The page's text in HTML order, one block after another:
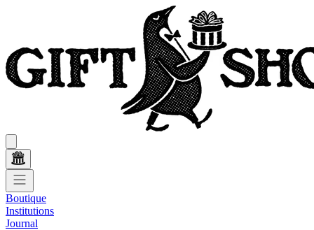
Boutique
Institutions
Journal